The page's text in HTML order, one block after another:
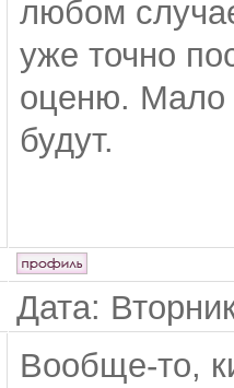
любом
уже точно
оценю. Мало
будут.
Дата:
Вообще-то,